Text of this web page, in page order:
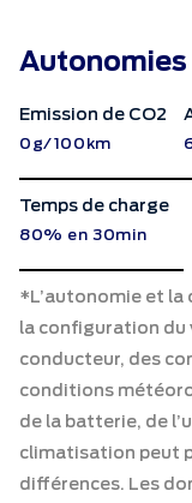
Emission de CO2
0g/100km
Temps de charge
80% en 30min
*L’autonomie et
la configuration du
conducteur, des
conditions
de la batterie, de
climatisation peut
différences. Les